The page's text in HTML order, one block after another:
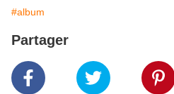
#album
Partager